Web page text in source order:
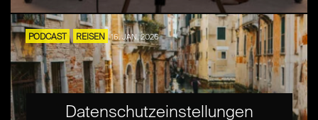
PODCAST REISEN 16. JAN. 2026
Datenschutzeinstellungen